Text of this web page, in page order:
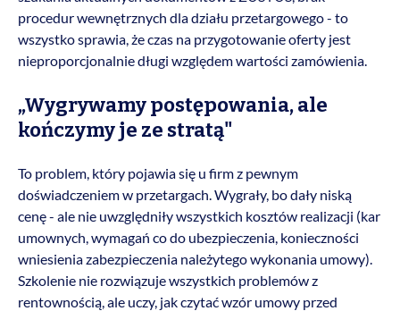
procedur wewnętrznych dla działu przetargowego - to
wszystko sprawia, że czas na przygotowanie oferty jest
nieproporcjonalnie długi względem wartości zamówienia.
„Wygrywamy postępowania, ale
kończymy je ze stratą"
To problem, który pojawia się u firm z pewnym
doświadczeniem w przetargach. Wygrały, bo dały niską
cenę - ale nie uwzględniły wszystkich kosztów realizacji (kar
umownych, wymagań co do ubezpieczenia, konieczności
wniesienia zabezpieczenia należytego wykonania umowy).
Szkolenie nie rozwiązuje wszystkich problemów z
rentownością, ale uczy, jak czytać wzór umowy przed